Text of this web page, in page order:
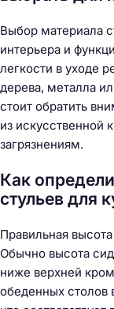
Выбор материала
интерьера и
легкости в уходе
дерева, металла
стоит обратить
из искусственной
загрязнениям.
Как
стульев для
Правильная
Обычно высота
ниже верхней
обеденных столов